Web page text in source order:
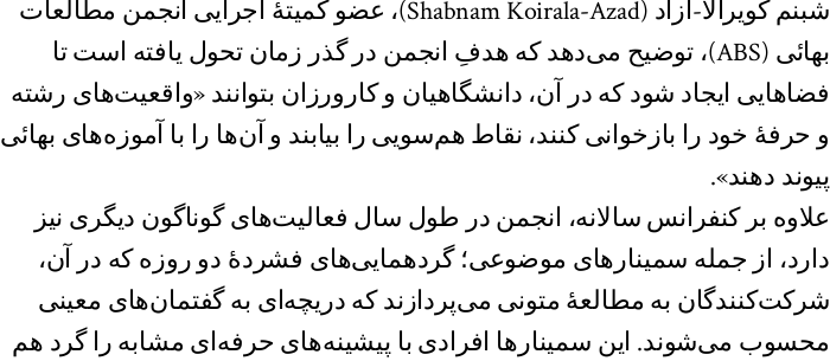
شبنم کویرالا-آزاد (Shabnam Koirala-Azad)، عضو کمیتهٔ اجرایی انجمن مطالعات
بهائی (ABS)، توضیح می‌دهد که هدفِ انجمن در گذر زمان تحول یافته است تا
فضاهایی ایجاد شود که در آن، دانشگاهیان و کارورزان بتوانند «واقعیت‌های رشته
و حرفهٔ خود را بازخوانی کنند، نقاط هم‌سویی را بیابند و آن‌ها را با آموزه‌های بهائی
پیوند دهند».
علاوه بر کنفرانس سالانه، انجمن در طول سال فعالیت‌های گوناگون دیگری نیز
دارد، از جمله سمینارهای موضوعی؛ گردهمایی‌های فشردهٔ دو روزه که در آن،
شرکت‌کنندگان به مطالعهٔ متونی می‌پردازند که دریچه‌ای به گفتمان‌های معینی
محسوب می‌شوند. این سمینارها افرادی با پیشینه‌های حرفه‌ای مشابه را گرد هم